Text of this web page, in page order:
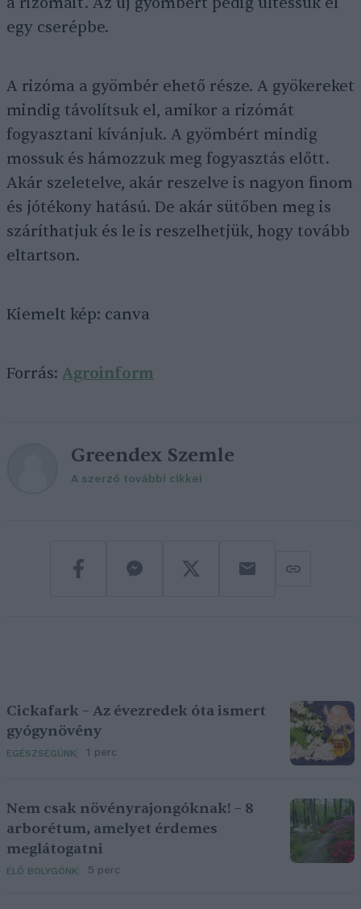
egy cserépbe.
A rizóma a gyömbér ehető része. A gyökereket
mindig távolítsuk el, amikor a rizómát
fogyasztani kívánjuk. A gyömbért mindig
mossuk és hámozzuk meg fogyasztás előtt.
Akár szeletelve, akár reszelve is nagyon finom
és jótékony hatású. De akár sütőben meg is
száríthatjuk és le is reszelhetjük, hogy tovább
eltartson.
Kiemelt kép: canva
Forrás: Agroinform
Greendex Szemle
A szerző további cikkei
Cickafark – Az évezredek óta ismert
gyógynövény
EGÉSZSÉGÜNK 1 perc
Nem csak növényrajongóknak! – 8
arborétum, amelyet érdemes
meglátogatni
ÉLŐ BOLYGÓNK 5 perc